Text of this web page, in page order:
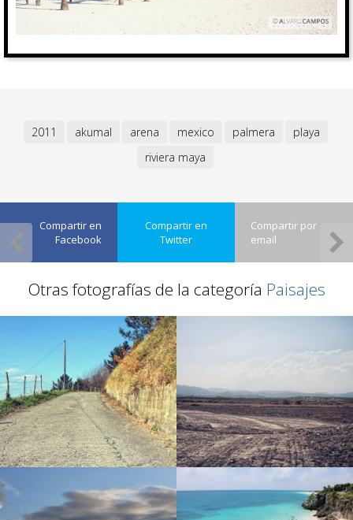
2011 akumal arena mexico palmera
playa
riviera maya
Compartir en
Facebook
Compartir en
Twitter
Compartir por
email
Otras fotografías de la categoría Paisajes